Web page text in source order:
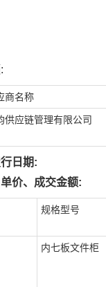
商名称
供应链管理有限公司
日期:
价、成交金额:
规格型号
内七板文件柜